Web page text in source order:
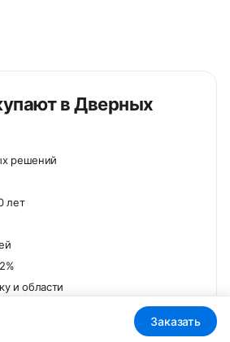
в Дверных
решений
лет
и области
Заказать